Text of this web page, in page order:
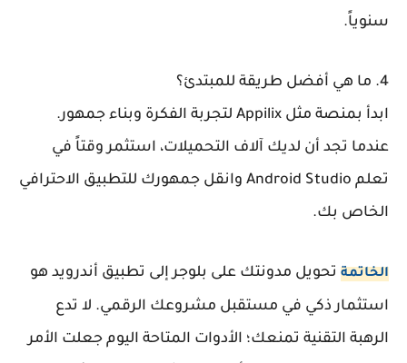
سنوياً.
4. ما هي أفضل طريقة للمبتدئ؟
ابدأ بمنصة مثل Appilix لتجربة الفكرة وبناء جمهور.
عندما تجد أن لديك آلاف التحميلات، استثمر وقتاً في
تعلم Android Studio وانقل جمهورك للتطبيق الاحترافي
الخاص بك.
الخاتمة تحويل مدونتك على بلوجر إلى تطبيق أندرويد هو
استثمار ذكي في مستقبل مشروعك الرقمي. لا تدع
الرهبة التقنية تمنعك؛ الأدوات المتاحة اليوم جعلت الأمر